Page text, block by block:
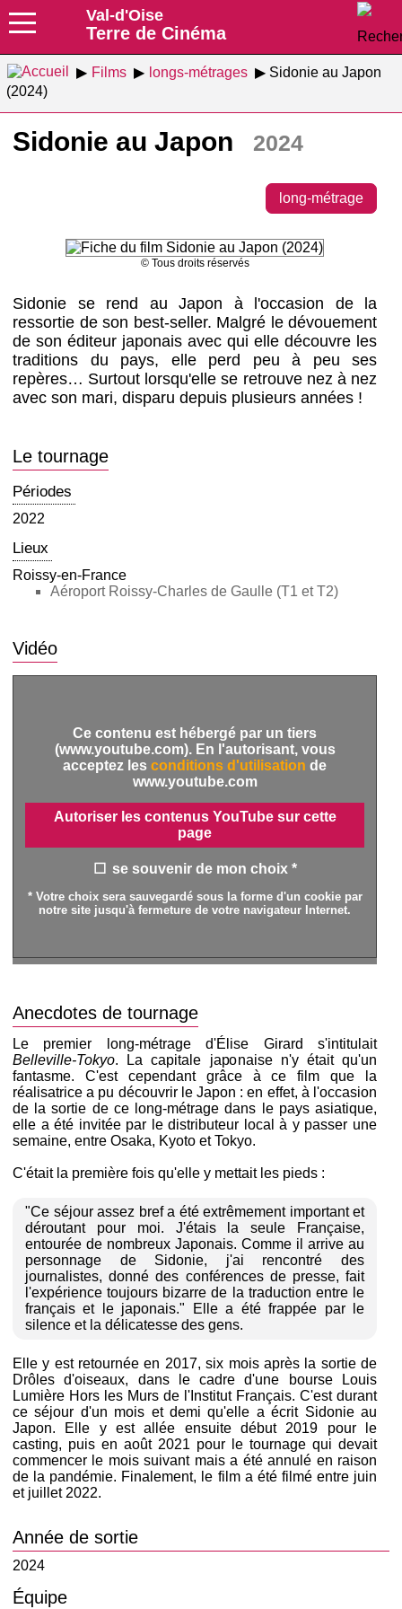
Val-d'Oise
Terre de Cinéma
Films longs-métrages
Sidonie au Japon
(2024)
Sidonie au Japon 2024
long-métrage
© Tous droits réservés
Sidonie se rend au Japon à l'occasion de la
ressortie de son best-seller. Malgré le dévouement
de son éditeur japonais avec qui elle découvre les
traditions du pays, elle perd peu à peu ses
repères… Surtout lorsqu'elle se retrouve nez à nez
avec son mari, disparu depuis plusieurs années !
Le tournage
Périodes
2022
Lieux
Roissy-en-France
Aéroport Roissy-Charles de Gaulle (T1 et T2)
Vidéo
Ce contenu est hébergé par un tiers
(www.youtube.com). En l'autorisant, vous
acceptez les conditions d'utilisation de
www.youtube.com
Autoriser les contenus YouTube sur cette
page
se souvenir de mon choix *
* Votre choix sera sauvegardé sous la forme d'un cookie par
notre site jusqu'à fermeture de votre navigateur Internet.
Anecdotes de tournage
Le premier long-métrage d'Élise Girard s'intitulait
Belleville-Tokyo. La capitale japonaise n'y était qu'un
fantasme. C'est cependant grâce à ce film que la
réalisatrice a pu découvrir le Japon : en effet, à l'occasion
de la sortie de ce long-métrage dans le pays asiatique,
elle a été invitée par le distributeur local à y passer une
semaine, entre Osaka, Kyoto et Tokyo.
C'était la première fois qu'elle y mettait les pieds :
"Ce séjour assez bref a été extrêmement important et
déroutant pour moi. J'étais la seule Française,
entourée de nombreux Japonais. Comme il arrive au
personnage de Sidonie, j'ai rencontré des
journalistes, donné des conférences de presse, fait
l'expérience toujours bizarre de la traduction entre le
français et le japonais." Elle a été frappée par le
silence et la délicatesse des gens.
Elle y est retournée en 2017, six mois après la sortie de
Drôles d'oiseaux, dans le cadre d'une bourse Louis
Lumière Hors les Murs de l'Institut Français. C'est durant
ce séjour d'un mois et demi qu'elle a écrit Sidonie au
Japon. Elle y est allée ensuite début 2019 pour le
casting, puis en août 2021 pour le tournage qui devait
commencer le mois suivant mais a été annulé en raison
de la pandémie. Finalement, le film a été filmé entre juin
et juillet 2022.
Année de sortie
2024
Équipe